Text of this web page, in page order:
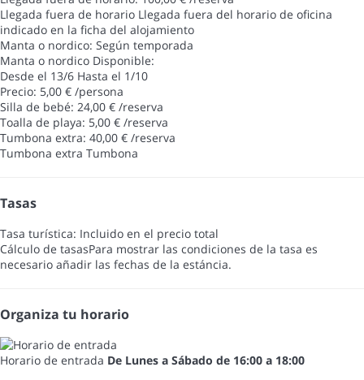
Llegada fuera de horario Llegada fuera del horario de oficina
indicado en la ficha del alojamiento
Manta o nordico: Según temporada
Manta o nordico Disponible:
Desde el 13/6 Hasta el 1/10
Precio: 5,00 € /persona
Silla de bebé: 24,00 € /reserva
Toalla de playa: 5,00 € /reserva
Tumbona extra: 40,00 € /reserva
Tumbona extra Tumbona
Tasas
Tasa turística: Incluido en el precio total
Cálculo de tasasPara mostrar las condiciones de la tasa es
necesario añadir las fechas de la estáncia.
Organiza tu horario
Horario de entrada De Lunes a Sábado de 16:00 a 18:00